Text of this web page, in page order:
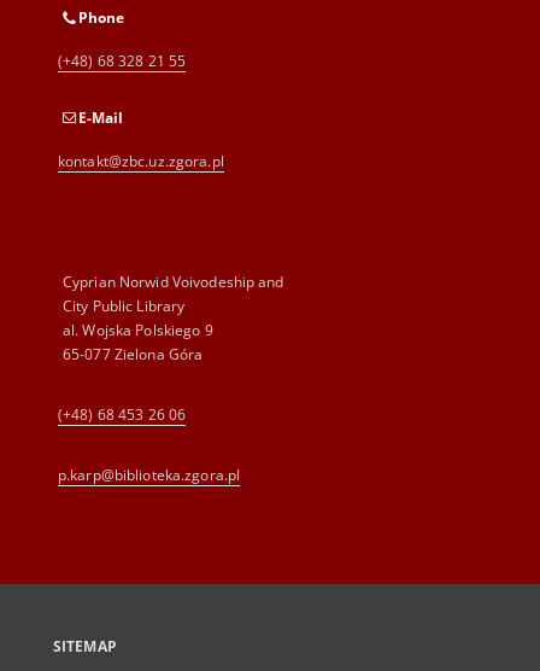
Phone
(+48) 68 328 21 55
E-Mail
kontakt@zbc.uz.zgora.pl
Cyprian Norwid Voivodeship and
City Public Library
al. Wojska Polskiego 9
65-077 Zielona Góra
(+48) 68 453 26 06
p.karp@biblioteka.zgora.pl
SITEMAP